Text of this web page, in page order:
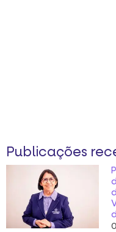
Publicações